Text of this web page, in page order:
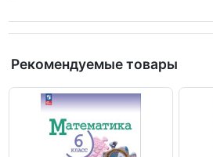
Рекомендуемые товары